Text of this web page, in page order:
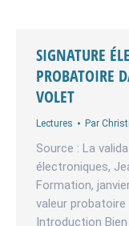
SIGNATURE
PROBATOIRE
VOLET
Lectures Par
Source : La
électroniques,
Formation,
valeur
Introduction